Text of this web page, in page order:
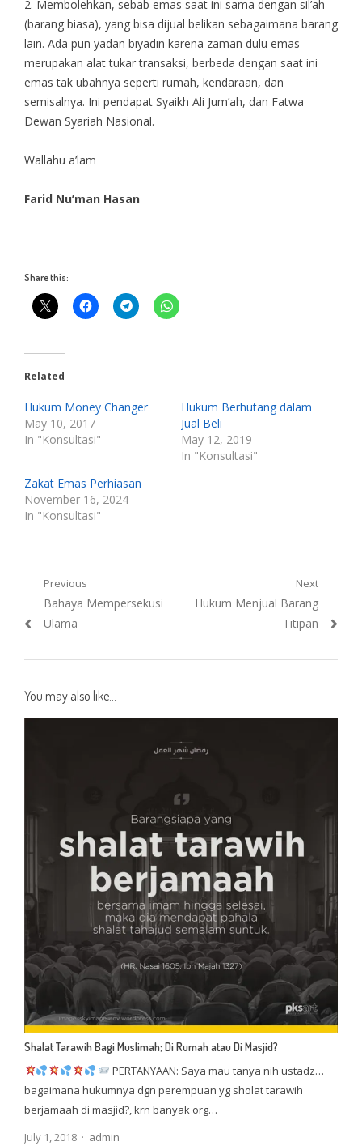
2. Membolehkan, sebab emas saat ini sama dengan sil’ah
(barang biasa), yang bisa dijual belikan sebagaimana barang
lain. Ada pun yadan biyadin karena zaman dulu emas
merupakan alat tukar transaksi, berbeda dengan saat ini
emas tak ubahnya seperti rumah, kendaraan, dan
semisalnya. Ini pendapat Syaikh Ali Jum’ah, dan Fatwa
Dewan Syariah Nasional.
Wallahu a’lam
Farid Nu’man Hasan
Share this:
Related
Hukum Money Changer
May 10, 2017
In "Konsultasi"
Hukum Berhutang dalam
Jual Beli
May 12, 2019
In "Konsultasi"
Zakat Emas Perhiasan
November 16, 2024
In "Konsultasi"
Post
navigation
Previous
Previous
post:
Bahaya Mempersekusi
Ulama
Next
Next
Hukum Menjual Barang
Titipan
You may also like...
Shalat Tarawih Bagi Muslimah; Di Rumah atau Di Masjid?
PERTANYAAN: Saya mau tanya nih ustadz…
bagaimana hukumnya dgn perempuan yg sholat tarawih
berjamaah di masjid?, krn banyak org…
July 1, 2018
Author
admin